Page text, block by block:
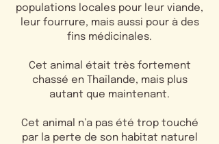
populations locales pour leur viande,
leur fourrure, mais aussi pour à des
fins médicinales.
Cet animal était très fortement
chassé en Thaïlande, mais plus
autant que maintenant.
Cet animal n’a pas été trop touché
par la perte de son habitat naturel